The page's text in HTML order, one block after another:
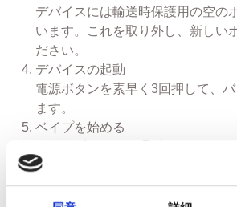
デバイスには輸送時保護用の空の
います。これを取り外し、新しい
ださい。
デバイスの起動
電源ボタンを素早く3回押して、
ます。
ベイプを始める
イプをお楽しみいただけます。
対応ポッド
本デバイスは Ezee Next ポッド専